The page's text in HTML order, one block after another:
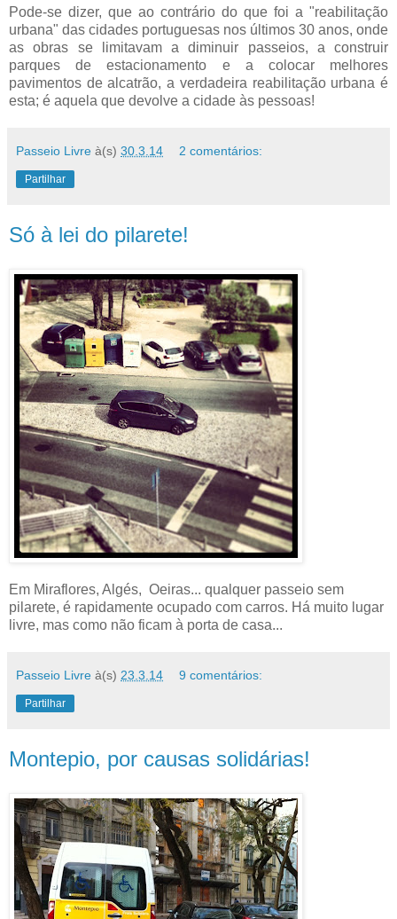
Pode-se dizer, que ao contrário do que foi a "reabilitação
urbana" das cidades portuguesas nos últimos 30 anos, onde
as obras se limitavam a diminuir passeios, a construir
parques de estacionamento e a colocar melhores
pavimentos de alcatrão, a verdadeira reabilitação urbana é
esta; é aquela que devolve a cidade às pessoas!
Passeio Livre à(s) 30.3.14 2 comentários:
Partilhar
Só à lei do pilarete!
Em Miraflores, Algés, Oeiras... qualquer passeio sem
pilarete, é rapidamente ocupado com carros. Há muito lugar
livre, mas como não ficam à porta de casa...
Passeio Livre à(s) 23.3.14 9 comentários:
Partilhar
Montepio, por causas solidárias!